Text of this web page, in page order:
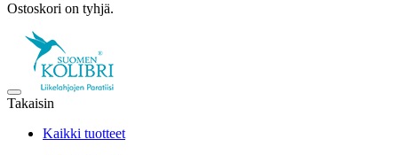
Ostoskori on tyhjä.
Takaisin
Kaikki tuotteet